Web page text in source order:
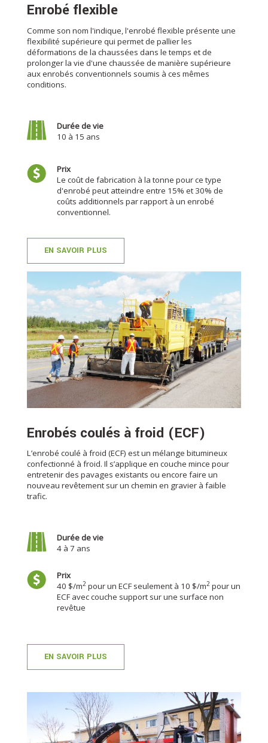
Enrobé flexible
Comme son nom l'indique, l'enrobé flexible présente une
flexibilité supérieure qui permet de pallier les
déformations de la chaussées dans le temps et de
prolonger la vie d'une chaussée de manière supérieure
aux enrobés conventionnels soumis à ces mêmes
conditions.
Durée de vie
10 à 15 ans
Prix
Le coût de fabrication à la tonne pour ce type
d'enrobé peut atteindre entre 15% et 30% de
coûts additionnels par rapport à un enrobé
conventionnel.
EN SAVOIR PLUS
Enrobés coulés à froid (ECF)
L’enrobé coulé à froid (ECF) est un mélange bitumineux
confectionné à froid. Il s’applique en couche mince pour
entretenir des pavages existants ou encore faire un
nouveau revêtement sur un chemin en gravier à faible
trafic.
Durée de vie
4 à 7 ans
Prix
40 $/m2 pour un ECF seulement à 10 $/m2 pour un
ECF avec couche support sur une surface non
revêtue
EN SAVOIR PLUS